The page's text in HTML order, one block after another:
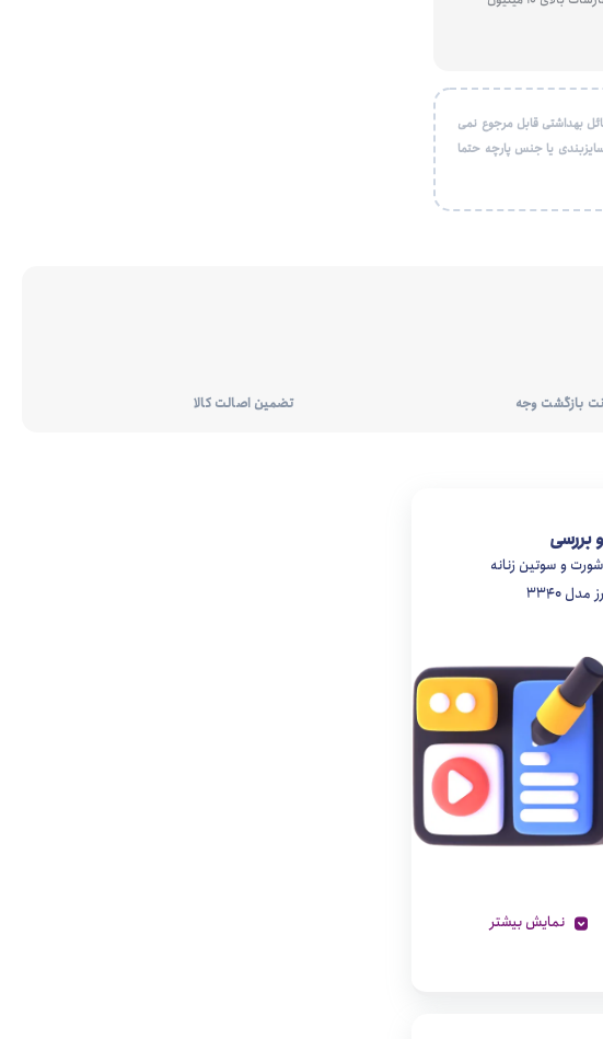
بهداشتی قابل مرجوع نمی
یا جنس پارچه حتما
بازگشت وجه تضمین اصالت کالا
بررسی
و سوتین زنانه
مدل 3340
نمایش بیشتر